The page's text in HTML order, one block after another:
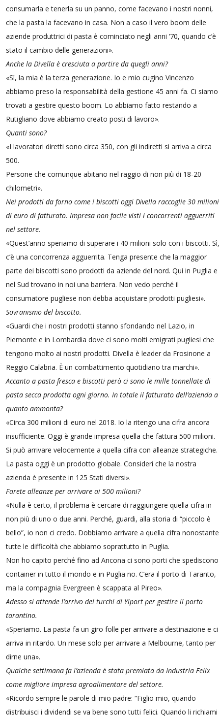
consumarla e tenerla su un panno, come facevano i nostri nonni,
che la pasta la facevano in casa. Non a caso il vero boom delle
aziende produttrici di pasta è cominciato negli anni ‘70, quando c’è
stato il cambio delle generazioni».
Anche la Divella è cresciuta a partire da quegli anni?
«Sì, la mia è la terza generazione. Io e mio cugino Vincenzo
abbiamo preso la responsabilità della gestione 45 anni fa. Ci siamo
trovati a gestire questo boom. Lo abbiamo fatto restando a
Rutigliano dove abbiamo creato posti di lavoro».
Quanti sono?
«I lavoratori diretti sono circa 350, con gli indiretti si arriva a circa
500.
Persone che comunque abitano nel raggio di non più di 18-20
chilometri».
Nei prodotti da forno come i biscotti oggi Divella raccoglie 30 milioni
di euro di fatturato. Impresa non facile visti i concorrenti agguerriti
nel settore.
«Quest’anno speriamo di superare i 40 milioni solo con i biscotti. Sì,
c’è una concorrenza agguerrita. Tenga presente che la maggior
parte dei biscotti sono prodotti da aziende del nord. Qui in Puglia e
nel Sud trovano in noi una barriera. Non vedo perché il
consumatore pugliese non debba acquistare prodotti pugliesi».
Sovranismo del biscotto.
«Guardi che i nostri prodotti stanno sfondando nel Lazio, in
Piemonte e in Lombardia dove ci sono molti emigrati pugliesi che
tengono molto ai nostri prodotti. Divella è leader da Frosinone a
Reggio Calabria. È un combattimento quotidiano tra marchi».
Accanto a pasta fresca e biscotti però ci sono le mille tonnellate di
pasta secca prodotta ogni giorno. In totale il fatturato dell’azienda a
quanto ammonta?
«Circa 300 milioni di euro nel 2018. Io la ritengo una cifra ancora
insufficiente. Oggi è grande impresa quella che fattura 500 milioni.
Si può arrivare velocemente a quella cifra con alleanze strategiche.
La pasta oggi è un prodotto globale. Consideri che la nostra
azienda è presente in 125 Stati diversi».
Farete alleanze per arrivare ai 500 milioni?
«Nulla è certo, il problema è cercare di raggiungere quella cifra in
non più di uno o due anni. Perché, guardi, alla storia di “piccolo è
bello”, io non ci credo. Dobbiamo arrivare a quella cifra nonostante
tutte le difficoltà che abbiamo soprattutto in Puglia.
Non ho capito perché fino ad Ancona ci sono porti che spediscono
container in tutto il mondo e in Puglia no. C’era il porto di Taranto,
ma la compagnia Evergreen è scappata al Pireo».
Adesso si attende l’arrivo dei turchi di Ylport per gestire il porto
tarantino.
«Speriamo. La pasta fa un giro folle per arrivare a destinazione e ci
arriva in ritardo. Un mese solo per arrivare a Melbourne, tanto per
dirne una».
Qualche settimana fa l’azienda è stata premiata da Industria Felix
come migliore impresa agroalimentare del settore.
«Ricordo sempre le parole di mio padre: “Figlio mio, quando
distribuisci i dividendi se va bene sono tutti felici. Quando li richiami